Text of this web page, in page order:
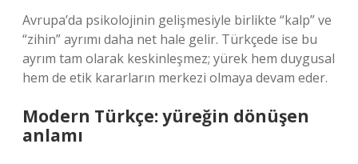
Avrupa’da psikolojinin gelişmesiyle birlikte “kalp” ve
“zihin” ayrımı daha net hale gelir. Türkçede ise bu
ayrım tam olarak keskinleşmez; yürek hem duygusal
hem de etik kararların merkezi olmaya devam eder.
Modern Türkçe: yüreğin dönüşen
anlamı